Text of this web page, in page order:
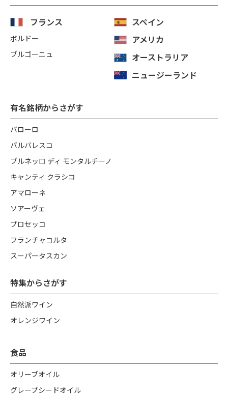
フランス
ボルドー
ブルゴーニュ
スペイン
アメリカ
オーストラリア
ニュージーランド
有名銘柄からさがす
バローロ
バルバレスコ
ブルネッロ ディ モンタルチーノ
キャンティ クラシコ
アマローネ
ソアーヴェ
プロセッコ
フランチャコルタ
スーパータスカン
特集からさがす
自然派ワイン
オレンジワイン
食品
オリーブオイル
グレープシードオイル